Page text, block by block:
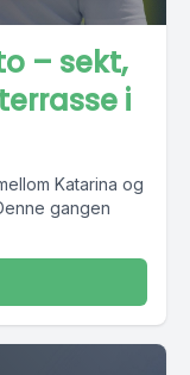
– sekt,
i
Katarina og
gangen